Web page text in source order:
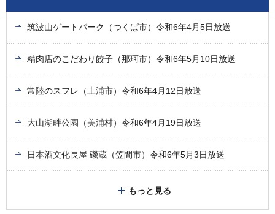
筑波山ゲートパーク（つくば市）令和6年4月5日放送
精肉店のこだわり餃子（那珂市）令和6年5月10日放送
常陸のスフレ（土浦市）令和6年4月12日放送
大山湖畔公園（美浦村）令和6年4月19日放送
日本酒文化長屋 磯蔵（笠間市）令和6年5月3日放送
もっと見る